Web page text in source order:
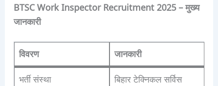
BTSC Work Inspector Recruitment 2025 – मुख्य
जानकारी
विवरण जानकारी
भर्ती संस्था
बिहार टेक्निकल सर्विस